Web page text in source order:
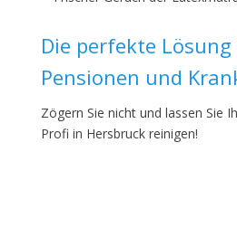
Die perfekte
Pensionen und
Zögern Sie nicht und lassen Sie
Profi in Hersbruck reinigen!